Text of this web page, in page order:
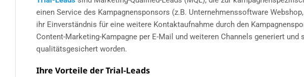
einen Service des Kampagnensponsors (z.B. Unternehmenssoftware
ihr Einverständnis für eine weitere Kontaktaufnahme durch den
Content-Marketing-Kampagne per E-Mail und weiteren Channels generiert
qualitätsgesichert worden.
Ihre Vorteile der Trial-Leads